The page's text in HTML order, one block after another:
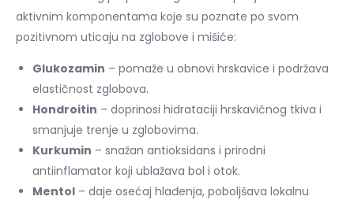
aktivnim komponentama koje su poznate po svom
pozitivnom uticaju na zglobove i mišiće:
Glukozamin – pomaže u obnovi hrskavice i podržava
elastičnost zglobova.
Hondroitin – doprinosi hidrataciji hrskavičnog tkiva i
smanjuje trenje u zglobovima.
Kurkumin – snažan antioksidans i prirodni
antiinflamator koji ublažava bol i otok.
Mentol – daje osećaj hlađenja, poboljšava lokalnu